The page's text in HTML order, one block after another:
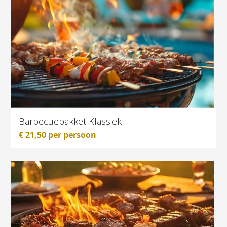
Barbecuepakket Klassiek
€21,50 per persoon